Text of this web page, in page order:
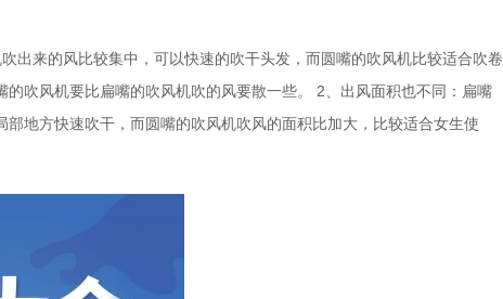
出来的风比较集中，可以快速的吹干头发，而圆嘴的吹风机比较适合吹卷
的吹风机要比扁嘴的吹风机吹的风要散一些。 2、出风面积也不同：扁嘴
部地方快速吹干，而圆嘴的吹风机吹风的面积比加大，比较适合女生使